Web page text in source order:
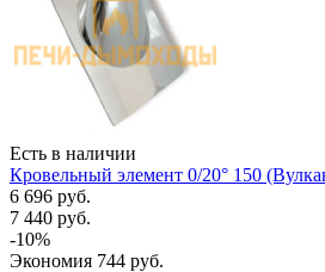
Есть в наличии
Кровельный элемент 0/20° 150
6 696 руб.
7 440 руб.
-10%
Экономия 744 руб.